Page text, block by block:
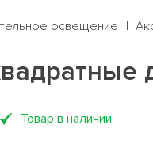
освещение
Товар в наличии